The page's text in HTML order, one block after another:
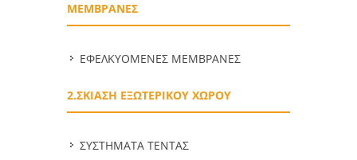
ΜΕΜΒΡΑΝΕΣ
ΕΦΕΛΚΥΟΜΕΝΕΣ ΜΕΜΒΡΑΝΕΣ
2.ΣΚΙΑΣΗ ΕΞΩΤΕΡΙΚΟΥ ΧΩΡΟΥ
ΣΥΣΤΗΜΑΤΑ ΤΕΝΤΑΣ